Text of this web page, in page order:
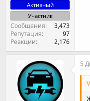
Активный
Участник
Сообщения
3,473
Репутация
97
Реакции
2,176
5